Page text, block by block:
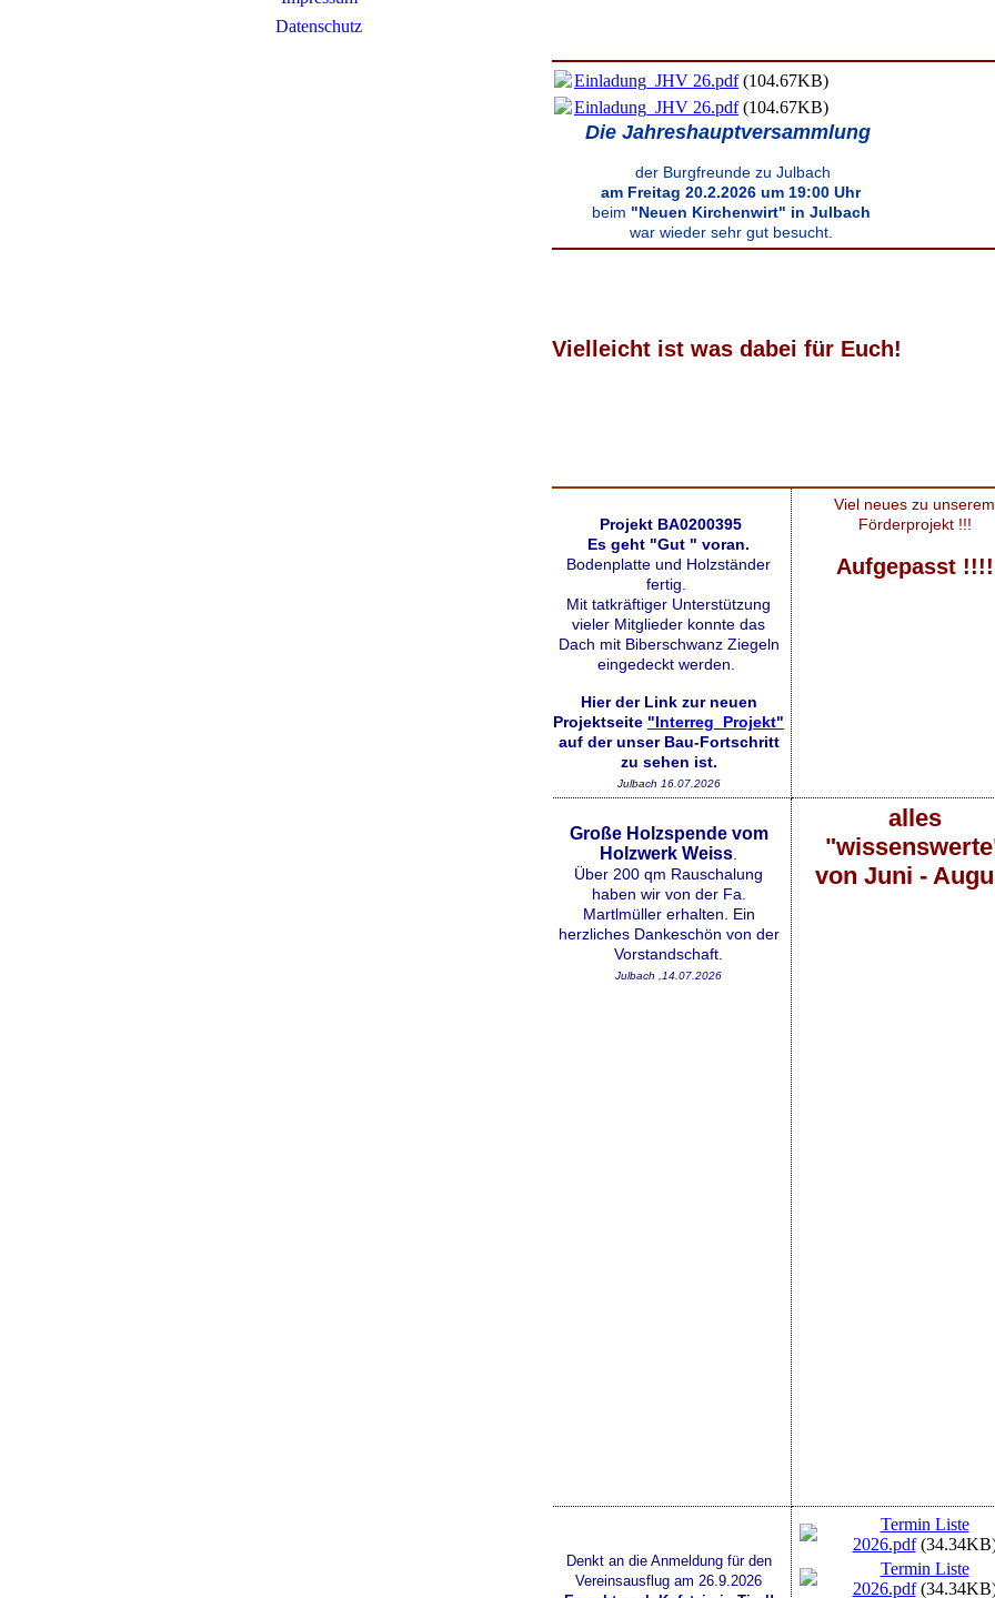
Datenschutz
Einladung_JHV 26.pdf(104.67KB)
Einladung_JHV 26.pdf(104.67KB)
Die Jahreshauptversammlung
der Burgfreunde zu Julbach
am Freitag 20.2.2026 um 19:00 Uhr
beim "Neuen Kirchenwirt" in Julbach
war wieder sehr gut besucht.
Vielleicht ist was dabei für Euch!
Projekt BA0200395
Es geht "Gut " voran.
Bodenplatte und Holzständer
fertig.
Mit tatkräftiger Unterstützung
vieler Mitglieder konnte das
Dach mit Biberschwanz Ziegeln
eingedeckt werden.
Hier der Link zur neuen
Projektseite "Interreg_Projekt"
auf der unser Bau-Fortschritt
zu sehen ist.
Julbach 16.07.2026
Viel neues zu unserem
Förderprojekt !!!
Aufgepasst !!!!
Große Holzspende vom
Holzwerk Weiss
Über 200 qm Rauschalung
haben wir von der Fa.
Martlmüller erhalten. Ein
herzliches Dankeschön von der
Vorstandschaft.
Julbach ,14.07.2026
alles
von Juni -
Denkt an die Anmeldung für den
Vereinsausflug am 26.9.2026
Termin Liste
2026.pdf
Termin Liste
2026.pdf